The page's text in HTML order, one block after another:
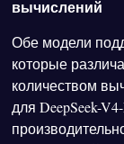
вычислений
Обе модели
которые
количеством
для DeepSeek-